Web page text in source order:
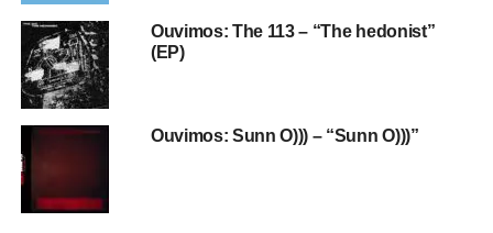
Ouvimos: The 113 – “The hedonist”
(EP)
Ouvimos: Sunn O))) – “Sunn O)))”